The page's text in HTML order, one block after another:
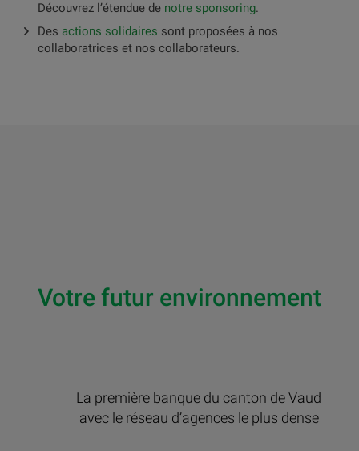
Découvrez l’étendue de notre sponsoring.
Des actions solidaires sont proposées à nos
collaboratrices et nos collaborateurs.
Votre futur environnement
La première banque du canton de Vaud
avec le réseau d’agences le plus dense